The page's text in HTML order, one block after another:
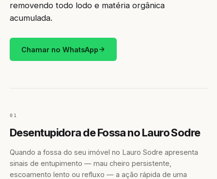
removendo todo lodo e matéria orgânica
acumulada.
Chamar no WhatsApp
01
Desentupidora de Fossa no Lauro Sodre
Quando a fossa do seu imóvel no Lauro Sodre apresenta
sinais de entupimento — mau cheiro persistente,
escoamento lento ou refluxo — a ação rápida de uma